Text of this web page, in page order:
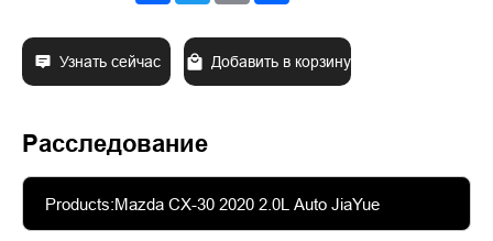
Узнать сейчас Добавить в корзину
Расследование